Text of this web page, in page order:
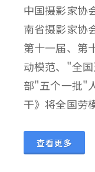
中国摄影家协
南省摄影家协
第十一届、第
动模范、"全
部"五个一批"
干》将全国劳
查看更多